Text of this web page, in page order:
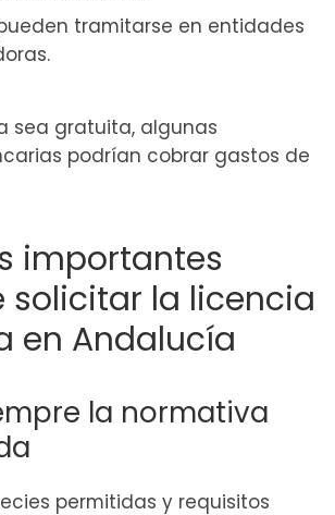
tramitarse en entidades
sea gratuita, algunas
podrían cobrar gastos de
importantes
solicitar la licencia
en Andalucía
la normativa
permitidas y requisitos